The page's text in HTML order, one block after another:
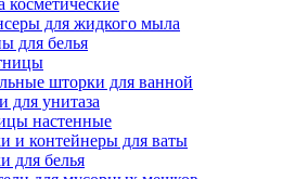
косметические
для жидкого мыла
для белья
шторки для ванной
для унитаза
настенные
и контейнеры для ваты
для белья